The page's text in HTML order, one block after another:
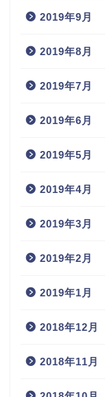
2019年9月
2019年8月
2019年7月
2019年6月
2019年5月
2019年4月
2019年3月
2019年2月
2019年1月
2018年12月
2018年11月